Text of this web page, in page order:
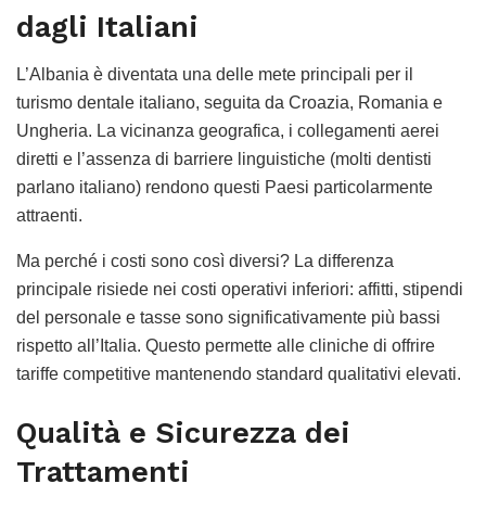
dagli Italiani
L’Albania è diventata una delle mete principali per il
turismo dentale italiano, seguita da Croazia, Romania e
Ungheria. La vicinanza geografica, i collegamenti aerei
diretti e l’assenza di barriere linguistiche (molti dentisti
parlano italiano) rendono questi Paesi particolarmente
attraenti.
Ma perché i costi sono così diversi? La differenza
principale risiede nei costi operativi inferiori: affitti, stipendi
del personale e tasse sono significativamente più bassi
rispetto all’Italia. Questo permette alle cliniche di offrire
tariffe competitive mantenendo standard qualitativi elevati.
Qualità e Sicurezza dei
Trattamenti